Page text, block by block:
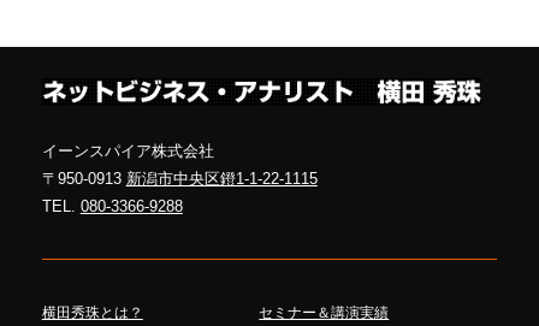
イーンスパイア株式会社
〒950-0913 新潟市中央区鐙1-1-22-1115
TEL. 080-3366-9288
横田秀珠とは？
セミナー＆講演実績